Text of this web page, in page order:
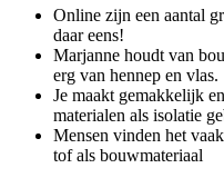
Online zijn een aantal
daar eens!
Marjanne houdt van
erg van hennep en vlas.
Je maakt gemakkelijk
materialen als isolatie
Mensen vinden het
tof als bouwmateriaal